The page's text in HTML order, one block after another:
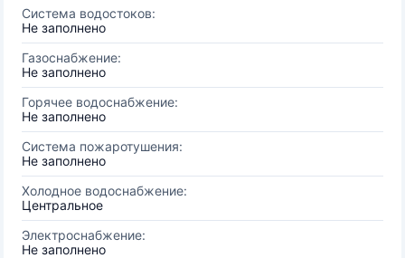
Система водостоков:
Не заполнено
Газоснабжение:
Не заполнено
Горячее водоснабжение:
Не заполнено
Система пожаротушения:
Не заполнено
Холодное водоснабжение:
Центральное
Электроснабжение:
Не заполнено